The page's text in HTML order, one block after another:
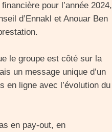
pour l’année 2024,
d’Ennakl et Anouar Ben
le groupe est côté sur la
un message unique d’un
en ligne avec l’évolution du
en pay-out, en